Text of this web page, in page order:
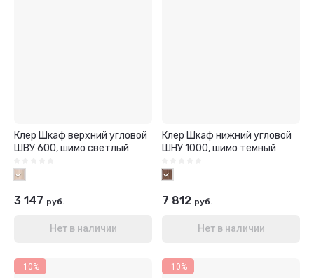
Клер Шкаф верхний угловой
ШВУ 600, шимо светлый
3 147 руб.
Нет в наличии
Клер Шкаф нижний угловой
ШНУ 1000, шимо темный
7 812 руб.
Нет в наличии
-10% -10%